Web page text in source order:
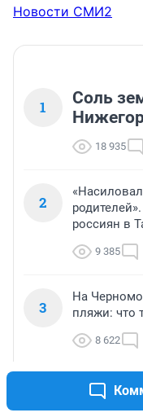
Новости СМИ2
1
Соль
18 935
2
россиян в
9 385
3
На
пляжи: что
8 622
Быстро
помидоры